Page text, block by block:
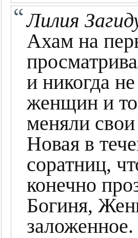
Лилия
Ахам на
и никогда
женщин и
меняли
Новая в
соратниц,
конечно
Богиня,